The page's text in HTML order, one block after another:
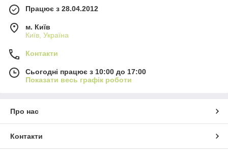
Працює з 28.04.2012
м. Київ
Київ, Україна
Контакти
Сьогодні працює з 10:00 до 17:00
Показати весь графік роботи
Про нас
Контакти